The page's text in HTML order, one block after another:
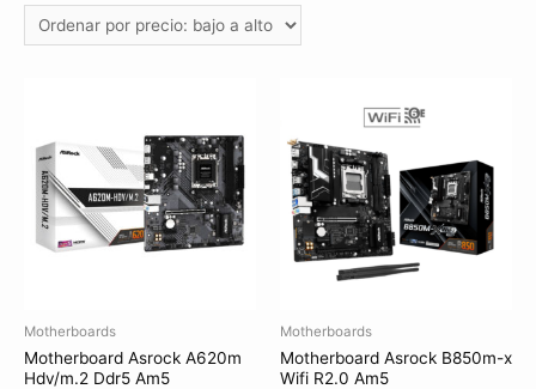
Motherboards
Motherboard Asrock A620m
Hdv/m.2 Ddr5 Am5
Motherboards
Motherboard Asrock B850m-x
Wifi R2.0 Am5